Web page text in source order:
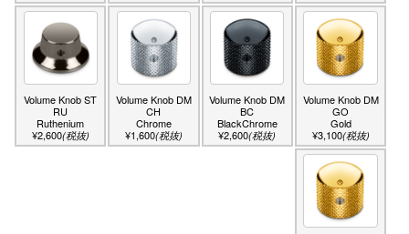
Volume Knob ST
RU
Ruthenium
¥2,600(税抜)
Volume Knob DM
CH
Chrome
¥1,600(税抜)
Volume Knob DM
BC
BlackChrome
¥2,600(税抜)
Volume Knob DM
GO
Gold
¥3,100(税抜)